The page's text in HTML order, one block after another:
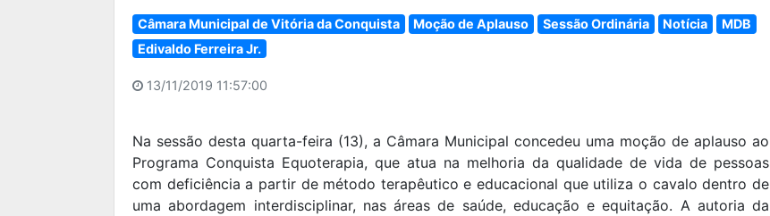
Câmara Municipal de Vitória da Conquista Moção de Aplauso Sessão Ordinária Notícia
MDB
Edivaldo Ferreira Jr.
13/11/2019 11:57:00
Na sessão desta quarta-feira (13), a Câmara Municipal concedeu uma moção de aplauso ao
Programa Conquista Equoterapia, que atua na melhoria da qualidade de vida de pessoas
com deficiência a partir de método terapêutico e educacional que utiliza o cavalo dentro de
uma abordagem interdisciplinar, nas áreas de saúde, educação e equitação. A autoria da